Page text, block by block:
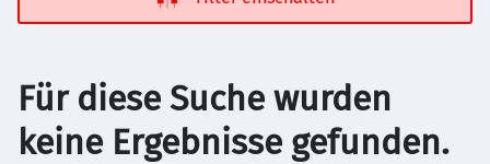
Für diese Suche wurden
keine Ergebnisse gefunden.